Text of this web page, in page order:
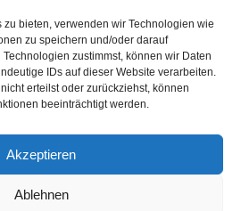
bieten, verwenden wir Technologien wie
zu speichern und/oder darauf
zustimmst, können wir Daten
IDs auf dieser Website verarbeiten.
erteilst oder zurückziehst, können
beeinträchtigt werden.
Akzeptieren
Ablehnen